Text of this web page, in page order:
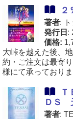
２
著者:
発行日 :
価格:
大峠を越えた後、
約・ご注文は最寄
様にて承っておりま
ＤＳ
著者: